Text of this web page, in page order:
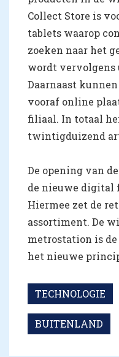
Collect Store is
tablets waarop
zoeken naar het
wordt vervolgens
Daarnaast
vooraf online
filiaal. In totaal
twintigduizend
De opening van
de nieuwe digital
Hiermee zet de
assortiment. De
metrostation is
het nieuwe
TECHNOLOGIE
BUITENLAND